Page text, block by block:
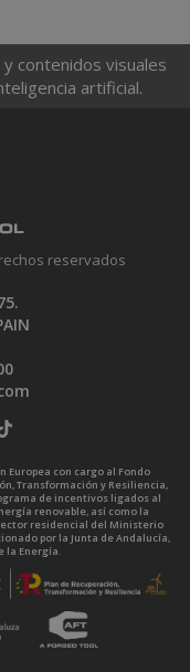
contenidos visuales
artificial.
reservados
Europea con cargo al Fondo
Transformación y Resiliencia,
de incentivos ligados al
renovable, así como la
residencial del Ministerio
por la Junta de Andalucía,
la Energía.